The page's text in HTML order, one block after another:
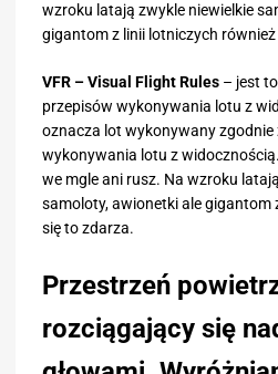
wzroku latają zwykle niewielkie
gigantom z linii lotniczych
VFR – Visual Flight Rules – jest
przepisów wykonywania lotu z
oznacza lot wykonywany zgodnie
wykonywania lotu z
we mgle ani rusz. Na wzroku
samoloty, awionetki ale gigantom
się to zdarza.
Przestrzeń
rozciągający się